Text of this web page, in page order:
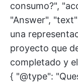
consumo?",
"Answer",
una
proyecto que
completado y
{ "@type":